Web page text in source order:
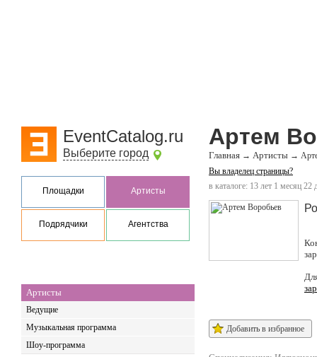
EventCatalog.ru
Выберите город
Площадки Артисты
Подрядчики Агентства
Артисты
Ведущие
Музыкальная программа
Шоу-программа
Артем
Главная → Артисты →
Вы владелец страницы?
в каталоге: 13 лет 1 месяц 22
Добавить в избранное